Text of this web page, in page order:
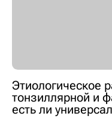
Этиологическое
тонзиллярной и
есть ли